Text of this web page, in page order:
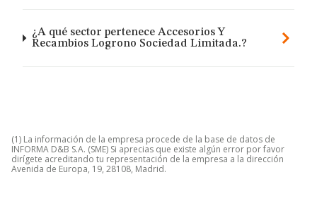
¿A qué sector pertenece Accesorios Y
Recambios Logrono Sociedad Limitada.?
(1) La información de la empresa procede de la base de datos de
INFORMA D&B S.A. (SME) Si aprecias que existe algún error por favor
dirígete acreditando tu representación de la empresa a la dirección
Avenida de Europa, 19, 28108, Madrid.